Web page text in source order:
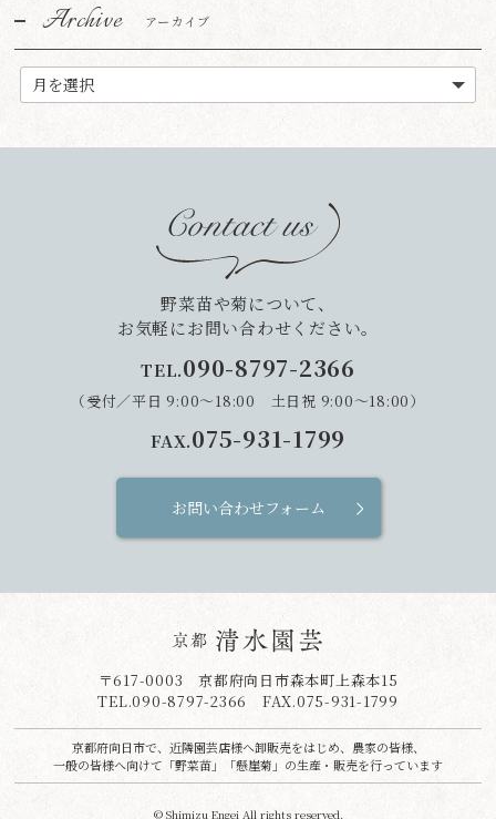
Archive アーカイブ
野菜苗や菊について、
お気軽にお問い合わせください。
TEL.090-8797-2366
（受付／平日 9:00～18:00 土日祝 9:00～18:00）
FAX.075-931-1799
お問い合わせフォーム
〒617-0003 京都府向日市森本町上森本15
TEL.090-8797-2366 FAX.075-931-1799
京都府向日市で、近隣園芸店様へ卸販売をはじめ、農家の皆様、
一般の皆様へ向けて「野菜苗」「懸崖菊」の生産・販売を行っています
© Shimizu Engei All rights reserved.